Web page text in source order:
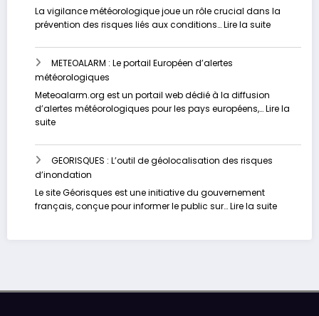
risque
d’inondation
temps
réel
La vigilance météorologique joue un rôle crucial dans la
prévention des risques liés aux conditions…Lire la suite:
FRANCE
dédié
vigilance
face
METEOALARM : Le portail Européen d’alertes
météorologiques
Meteoalarm.org est un portail web dédié à la diffusion
d’alertes météorologiques pour les pays européens,…Lire la
suite:
:
Le
portail
Européen
d’alertes
GEORISQUES : L’outil de géolocalisation des risques
d’inondation
Le site Géorisques est une initiative du gouvernement
français, conçue pour informer le public sur…Lire la suite: